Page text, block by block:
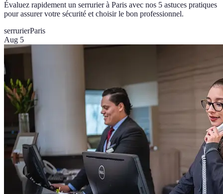
Évaluez rapidement un serrurier à Paris avec nos 5 astuces pratiques
pour assurer votre sécurité et choisir le bon professionnel.
serrurierParis
Aug 5